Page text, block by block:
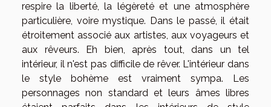
respire la liberté, la légèreté et une atmosphère
particulière, voire mystique. Dans le passé, il était
étroitement associé aux artistes, aux voyageurs et
aux rêveurs. Eh bien, après tout, dans un tel
intérieur, il n'est pas difficile de rêver. L'intérieur dans
le style bohème est vraiment sympa. Les
personnages non standard et leurs âmes libres